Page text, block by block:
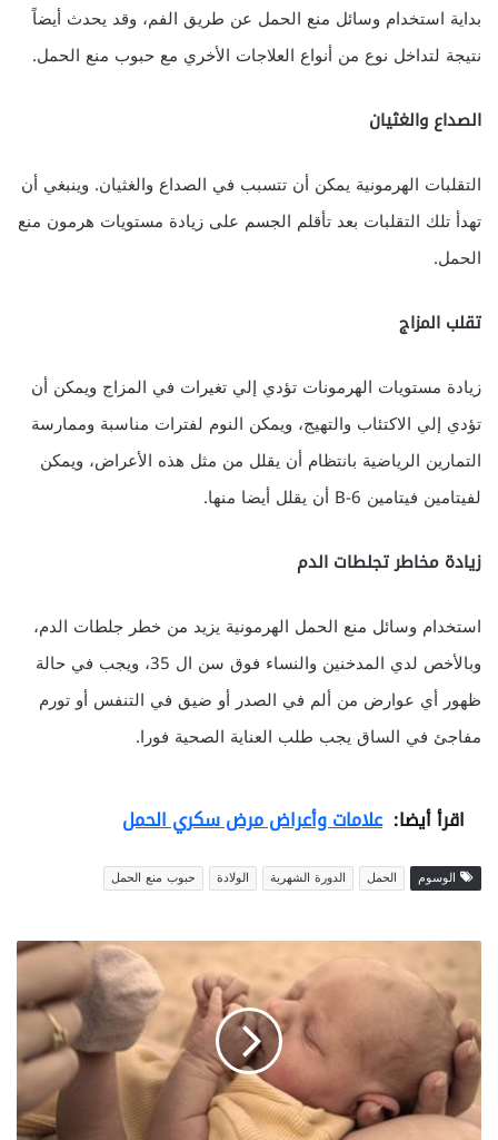
بداية استخدام وسائل منع الحمل عن طريق الفم، وقد يحدث أيضاً
نتيجة لتداخل نوع من أنواع العلاجات الأخري مع حبوب منع الحمل.
الصداع والغثيان
التقلبات الهرمونية يمكن أن تتسبب في الصداع والغثيان. وينبغي أن
تهدأ تلك التقلبات بعد تأقلم الجسم على زيادة مستويات هرمون منع
الحمل.
تقلب المزاج
زيادة مستويات الهرمونات تؤدي إلي تغيرات في المزاج ويمكن أن
تؤدي إلي الاكتئاب والتهيج، ويمكن النوم لفترات مناسبة وممارسة
التمارين الرياضية بانتظام أن يقلل من مثل هذه الأعراض، ويمكن
لفيتامين فيتامين B-6 أن يقلل أيضا منها.
زيادة مخاطر تجلطات الدم
استخدام وسائل منع الحمل الهرمونية يزيد من خطر جلطات الدم،
وبالأخص لدي المدخنين والنساء فوق سن ال 35، ويجب في حالة
ظهور أي عوارض من ألم في الصدر أو ضيق في التنفس أو تورم
مفاجئ في الساق يجب طلب العناية الصحية فورا.
اقرأ أيضا: علامات وأعراض مرض سكري الحمل
الوسوم الحمل الدورة الشهرية الولادة حبوب منع الحمل
ا
ض
و
ع
ل